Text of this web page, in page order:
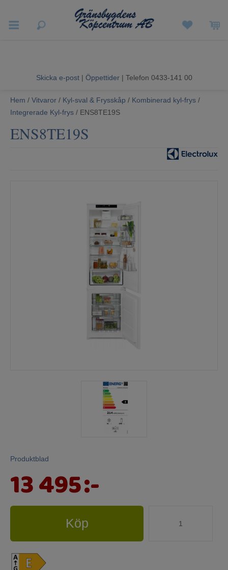
Sommarrea
Vitvaror
Skicka e-post | Öppettider| Telefon 0433-141 00
Hem / Vitvaror / Kyl-sval & Frysskåp / Kombinerad kyl-frys /
Integrerade Kyl-frys / ENS8TE19S
ENS8TE19S
Produktblad
13 495:-
Köp